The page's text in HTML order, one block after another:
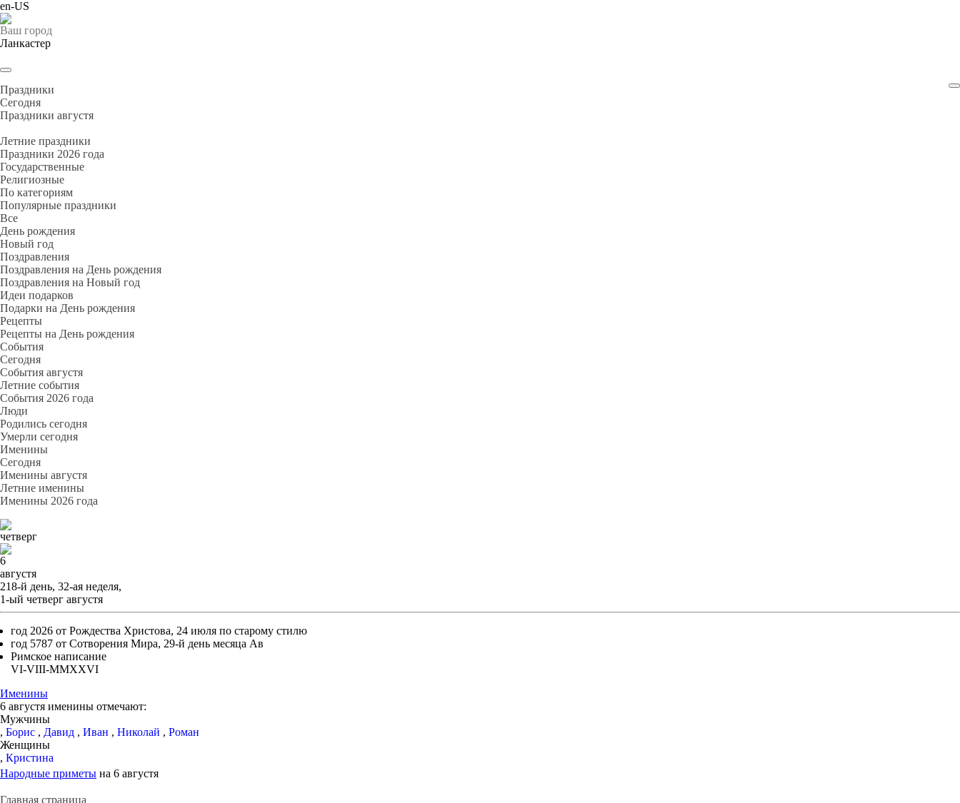
en-US
Ваш город
Ланкастер
Праздники
Cегодня
Праздники августя
Летние праздники
Праздники 2026 года
Государственные
Религиозные
По категориям
Популярные праздники
Все
День рождения
Новый год
Поздравления
Поздравления на День рождения
Поздравления на Новый год
Идеи подарков
Подарки на День рождения
Рецепты
Рецепты на День рождения
События
Cегодня
События августя
Летние события
События 2026 года
Люди
Родились сегодня
Умерли сегодня
Именины
Cегодня
Именины августя
Летние именины
Именины 2026 года
четверг
6
августя
218-й день, 32-ая неделя,
1-ый четверг августя
год 2026 от Рождества Христова, 24 июля по старому стилю
год 5787 от Сотворения Мира, 29-й день месяца Ав
Римское написание
VI-VIII-MMXXVI
Именины
6 августя именины отмечают:
Мужчины
, Борис , Давид , Иван , Николай , Роман
Женщины
, Кристина
Народные приметы на 6 августя
Главная страница